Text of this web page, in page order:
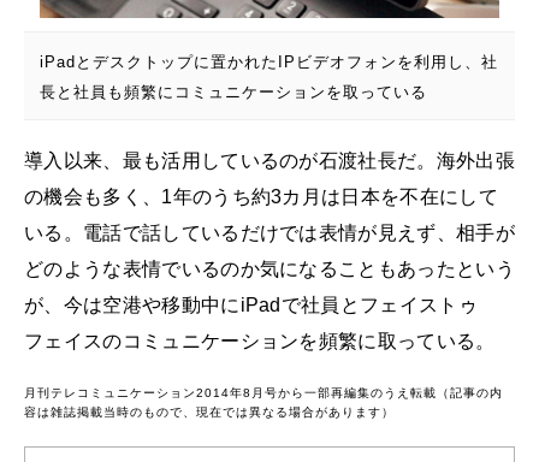
iPadとデスクトップに置かれたIPビデオフォンを利用し、社
長と社員も頻繁にコミュニケーションを取っている
導入以来、最も活用しているのが石渡社長だ。海外出張
の機会も多く、1年のうち約3カ月は日本を不在にして
いる。電話で話しているだけでは表情が見えず、相手が
どのような表情でいるのか気になることもあったという
が、今は空港や移動中にiPadで社員とフェイストゥ
フェイスのコミュニケーションを頻繁に取っている。
月刊テレコミュニケーション2014年8月号から一部再編集のうえ転載（記事の内
容は雑誌掲載当時のもので、現在では異なる場合があります）